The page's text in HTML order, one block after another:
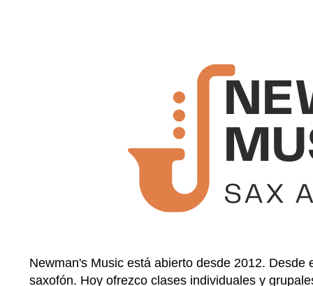
Newman's Music está abierto desde 2012.
saxofón. Hoy ofrezco clases individuales y